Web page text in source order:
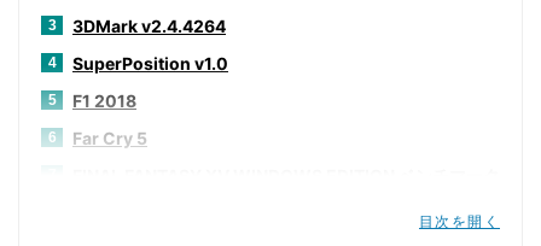
3 3DMark v2.4.4264
4 SuperPosition v1.0
5 F1 2018
6 Far Cry 5
目次を開く